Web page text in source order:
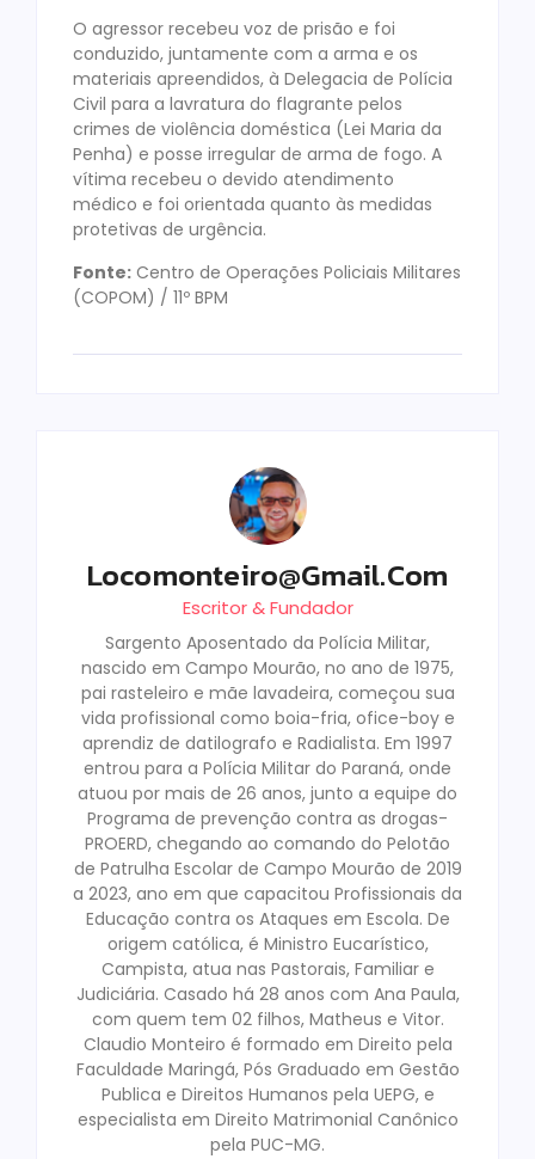
O agressor recebeu voz de prisão e foi
conduzido, juntamente com a arma e os
materiais apreendidos, à Delegacia de Polícia
Civil para a lavratura do flagrante pelos
crimes de violência doméstica (Lei Maria da
Penha) e posse irregular de arma de fogo. A
vítima recebeu o devido atendimento
médico e foi orientada quanto às medidas
protetivas de urgência.
Fonte: Centro de Operações Policiais Militares
(COPOM) / 11º BPM
Locomonteiro@gmail.com
Escritor & Fundador
Sargento Aposentado da Polícia Militar,
nascido em Campo Mourão, no ano de 1975,
pai rasteleiro e mãe lavadeira, começou sua
vida profissional como boia-fria, ofice-boy e
aprendiz de datilografo e Radialista. Em 1997
entrou para a Polícia Militar do Paraná, onde
atuou por mais de 26 anos, junto a equipe do
Programa de prevenção contra as drogas-
PROERD, chegando ao comando do Pelotão
de Patrulha Escolar de Campo Mourão de 2019
a 2023, ano em que capacitou Profissionais da
Educação contra os Ataques em Escola. De
origem católica, é Ministro Eucarístico,
Campista, atua nas Pastorais, Familiar e
Judiciária. Casado há 28 anos com Ana Paula,
com quem tem 02 filhos, Matheus e Vitor.
Claudio Monteiro é formado em Direito pela
Faculdade Maringá, Pós Graduado em Gestão
Publica e Direitos Humanos pela UEPG, e
especialista em Direito Matrimonial Canônico
pela PUC-MG.